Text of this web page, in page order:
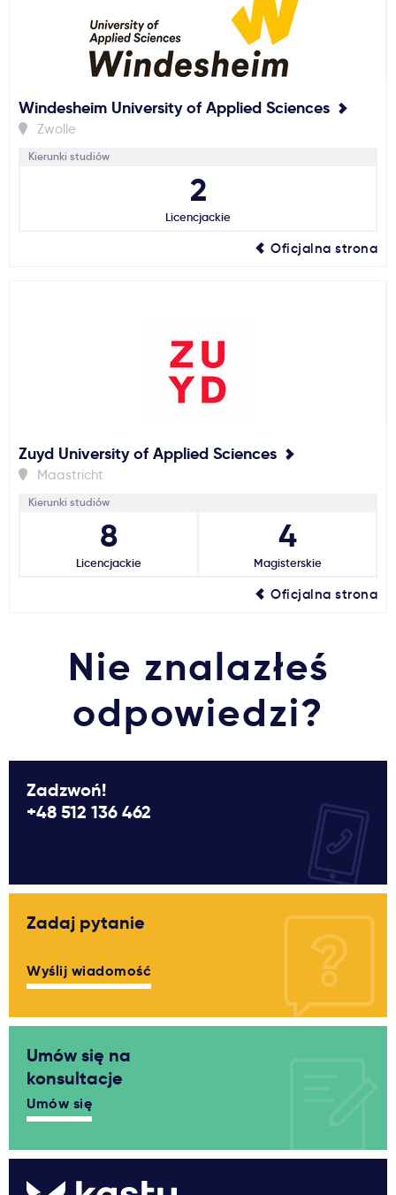
Windesheim University of Applied Sciences
Zwolle
Kierunki studiów
2
Licencjackie
Oficjalna strona
Zuyd University of Applied Sciences
Maastricht
Kierunki studiów
8
Licencjackie
4
Magisterskie
Oficjalna strona
Nie znalazłeś
odpowiedzi?
Zadzwoń!
+48 512 136 462
Zadaj pytanie
Wyślij wiadomość
Umów się na
konsultacje
Umów się